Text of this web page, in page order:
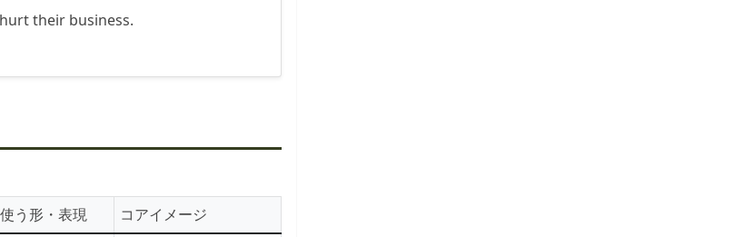
hurt their business.
う形・表現 コアイメージ